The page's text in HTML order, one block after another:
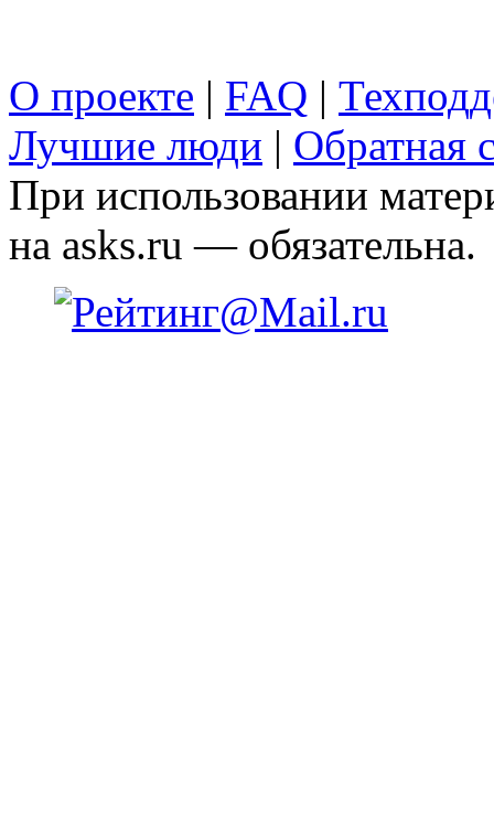
О проекте | FAQ |
Лучшие люди | Обратная
При использовании
на asks.ru — обязательна.